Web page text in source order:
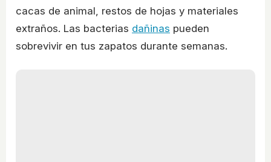
cacas de animal, restos de hojas y materiales
extraños. Las bacterias dañinas pueden
sobrevivir en tus zapatos durante semanas.